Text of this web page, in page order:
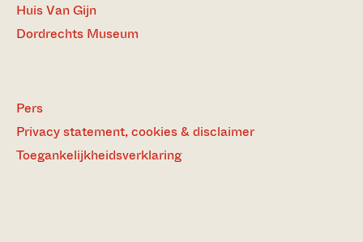
Huis Van Gijn
Dordrechts Museum
Pers
Privacy statement, cookies & disclaimer
Toegankelijkheidsverklaring